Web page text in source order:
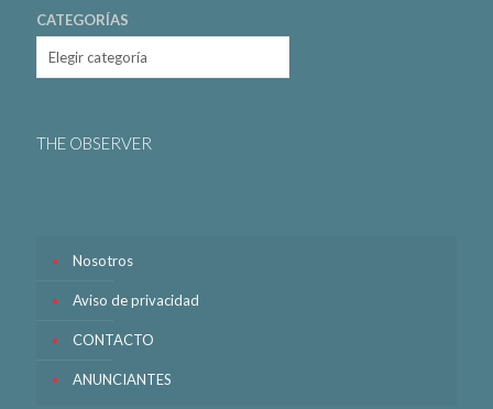
CATEGORÍAS
THE OBSERVER
Nosotros
Aviso de privacidad
CONTACTO
ANUNCIANTES